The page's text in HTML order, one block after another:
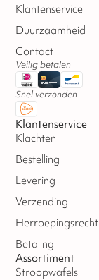
Klantenservice
Duurzaamheid
Contact
Veilig betalen
Snel verzonden
Klantenservice
Klachten
Bestelling
Levering
Verzending
Herroepingsrecht
Betaling
Assortiment
Stroopwafels